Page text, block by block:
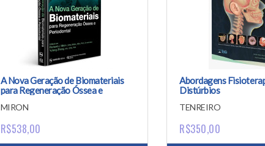
A Nova Geração de Biomateriais
para Regeneração Óssea e
MIRON
R$538,00
Abordagens
Distúrbios
TENREIRO
R$350,00